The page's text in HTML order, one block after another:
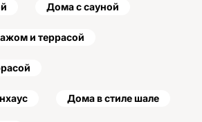
Дома с сауной
и террасой
Дома в стиле шале